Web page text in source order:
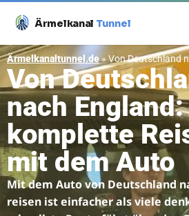
Ärmelkanal Tunnel
Ärmelkanaltunnel.de»Von Deutschland
Von
nach
komplette
mit dem Auto
Mit dem Auto von Deutschland
reisen ist einfacher als viele